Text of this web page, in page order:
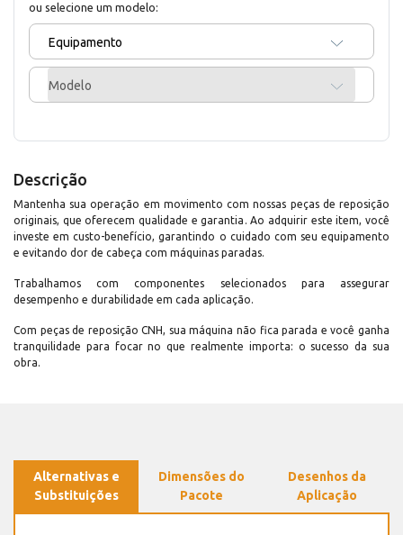
ou selecione um modelo:
Equipamento
Modelo
Descrição
Mantenha sua operação em movimento com nossas peças de reposição
originais, que oferecem qualidade e garantia. Ao adquirir este item, você
investe em custo-benefício, garantindo o cuidado com seu equipamento
e evitando dor de cabeça com máquinas paradas.
Trabalhamos com componentes selecionados para assegurar
desempenho e durabilidade em cada aplicação.
Com peças de reposição CNH, sua máquina não fica parada e você ganha
tranquilidade para focar no que realmente importa: o sucesso da sua
obra.
Alternativas e
Substituições
Dimensões do
Pacote
Desenhos da
Aplicação